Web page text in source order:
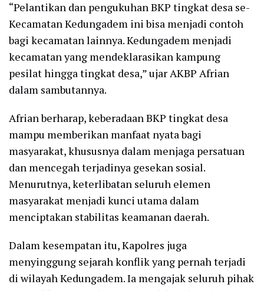
“Pelantikan dan pengukuhan BKP tingkat desa se-
Kecamatan Kedungadem ini bisa menjadi contoh
bagi kecamatan lainnya. Kedungadem menjadi
kecamatan yang mendeklarasikan kampung
pesilat hingga tingkat desa,” ujar AKBP Afrian
dalam sambutannya.
Afrian berharap, keberadaan BKP tingkat desa
mampu memberikan manfaat nyata bagi
masyarakat, khususnya dalam menjaga persatuan
dan mencegah terjadinya gesekan sosial.
Menurutnya, keterlibatan seluruh elemen
masyarakat menjadi kunci utama dalam
menciptakan stabilitas keamanan daerah.
Dalam kesempatan itu, Kapolres juga
menyinggung sejarah konflik yang pernah terjadi
di wilayah Kedungadem. Ia mengajak seluruh pihak